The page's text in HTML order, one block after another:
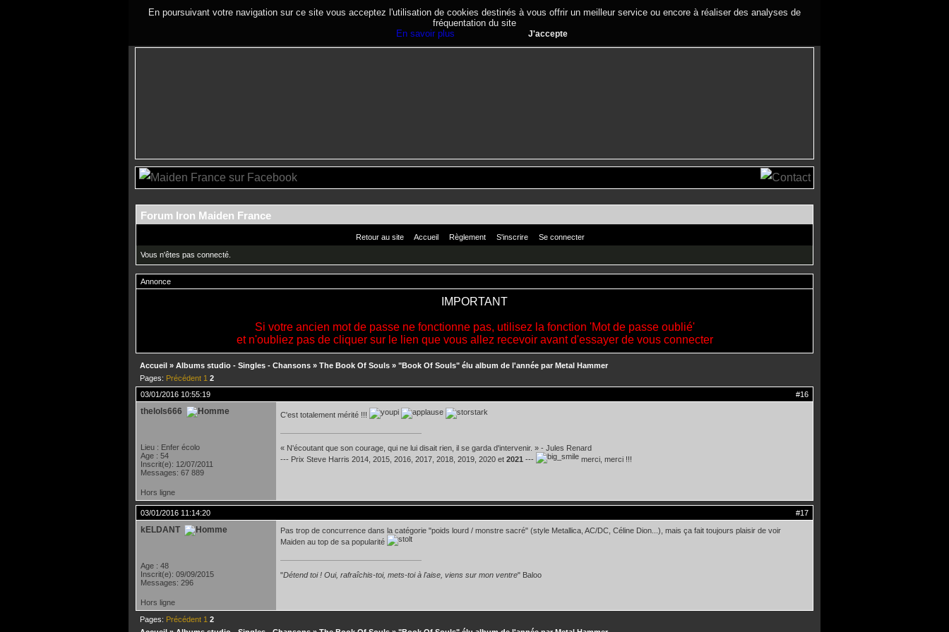
En poursuivant votre navigation sur ce site vous acceptez l'utilisation de cookies destinés à vous offrir un meilleur service ou encore à réaliser des analyses de
fréquentation du site
En savoir plus
J'accepte
Forum Iron Maiden France
Retour au site Accueil Règlement S'inscrire Se connecter
Vous n'êtes pas connecté.
Annonce
IMPORTANT
Si votre ancien mot de passe ne fonctionne pas, utilisez la fonction 'Mot de passe oublié'
et n'oubliez pas de cliquer sur le lien que vous allez recevoir avant d'essayer de vous connecter
Accueil » Albums studio - Singles - Chansons » The Book Of Souls » "Book Of Souls" élu album de l'année par Metal Hammer
Pages: Précédent 1 2
#16
03/01/2016 10:55:19
thelols666
Lieu : Enfer écolo
Age : 54
Inscrit(e): 12/07/2011
Messages: 67 889
C'est totalement mérité !!!
« N'écoutant que son courage, qui ne lui disait rien, il se garda d'intervenir. » - Jules Renard
--- Prix Steve Harris 2014, 2015, 2016, 2017, 2018, 2019, 2020 et 2021 --- merci, merci !!!
Hors ligne
#17
03/01/2016 11:14:20
kELDANT
Age : 48
Inscrit(e): 09/09/2015
Messages: 296
Pas trop de concurrence dans la catégorie "poids lourd / monstre sacré" (style Metallica, AC/DC, Céline Dion...), mais ça fait toujours plaisir de voir
Maiden au top de sa popularité
"Détend toi ! Oui, rafraîchis-toi, mets-toi à l'aise, viens sur mon ventre" Baloo
Hors ligne
Pages: Précédent 1 2